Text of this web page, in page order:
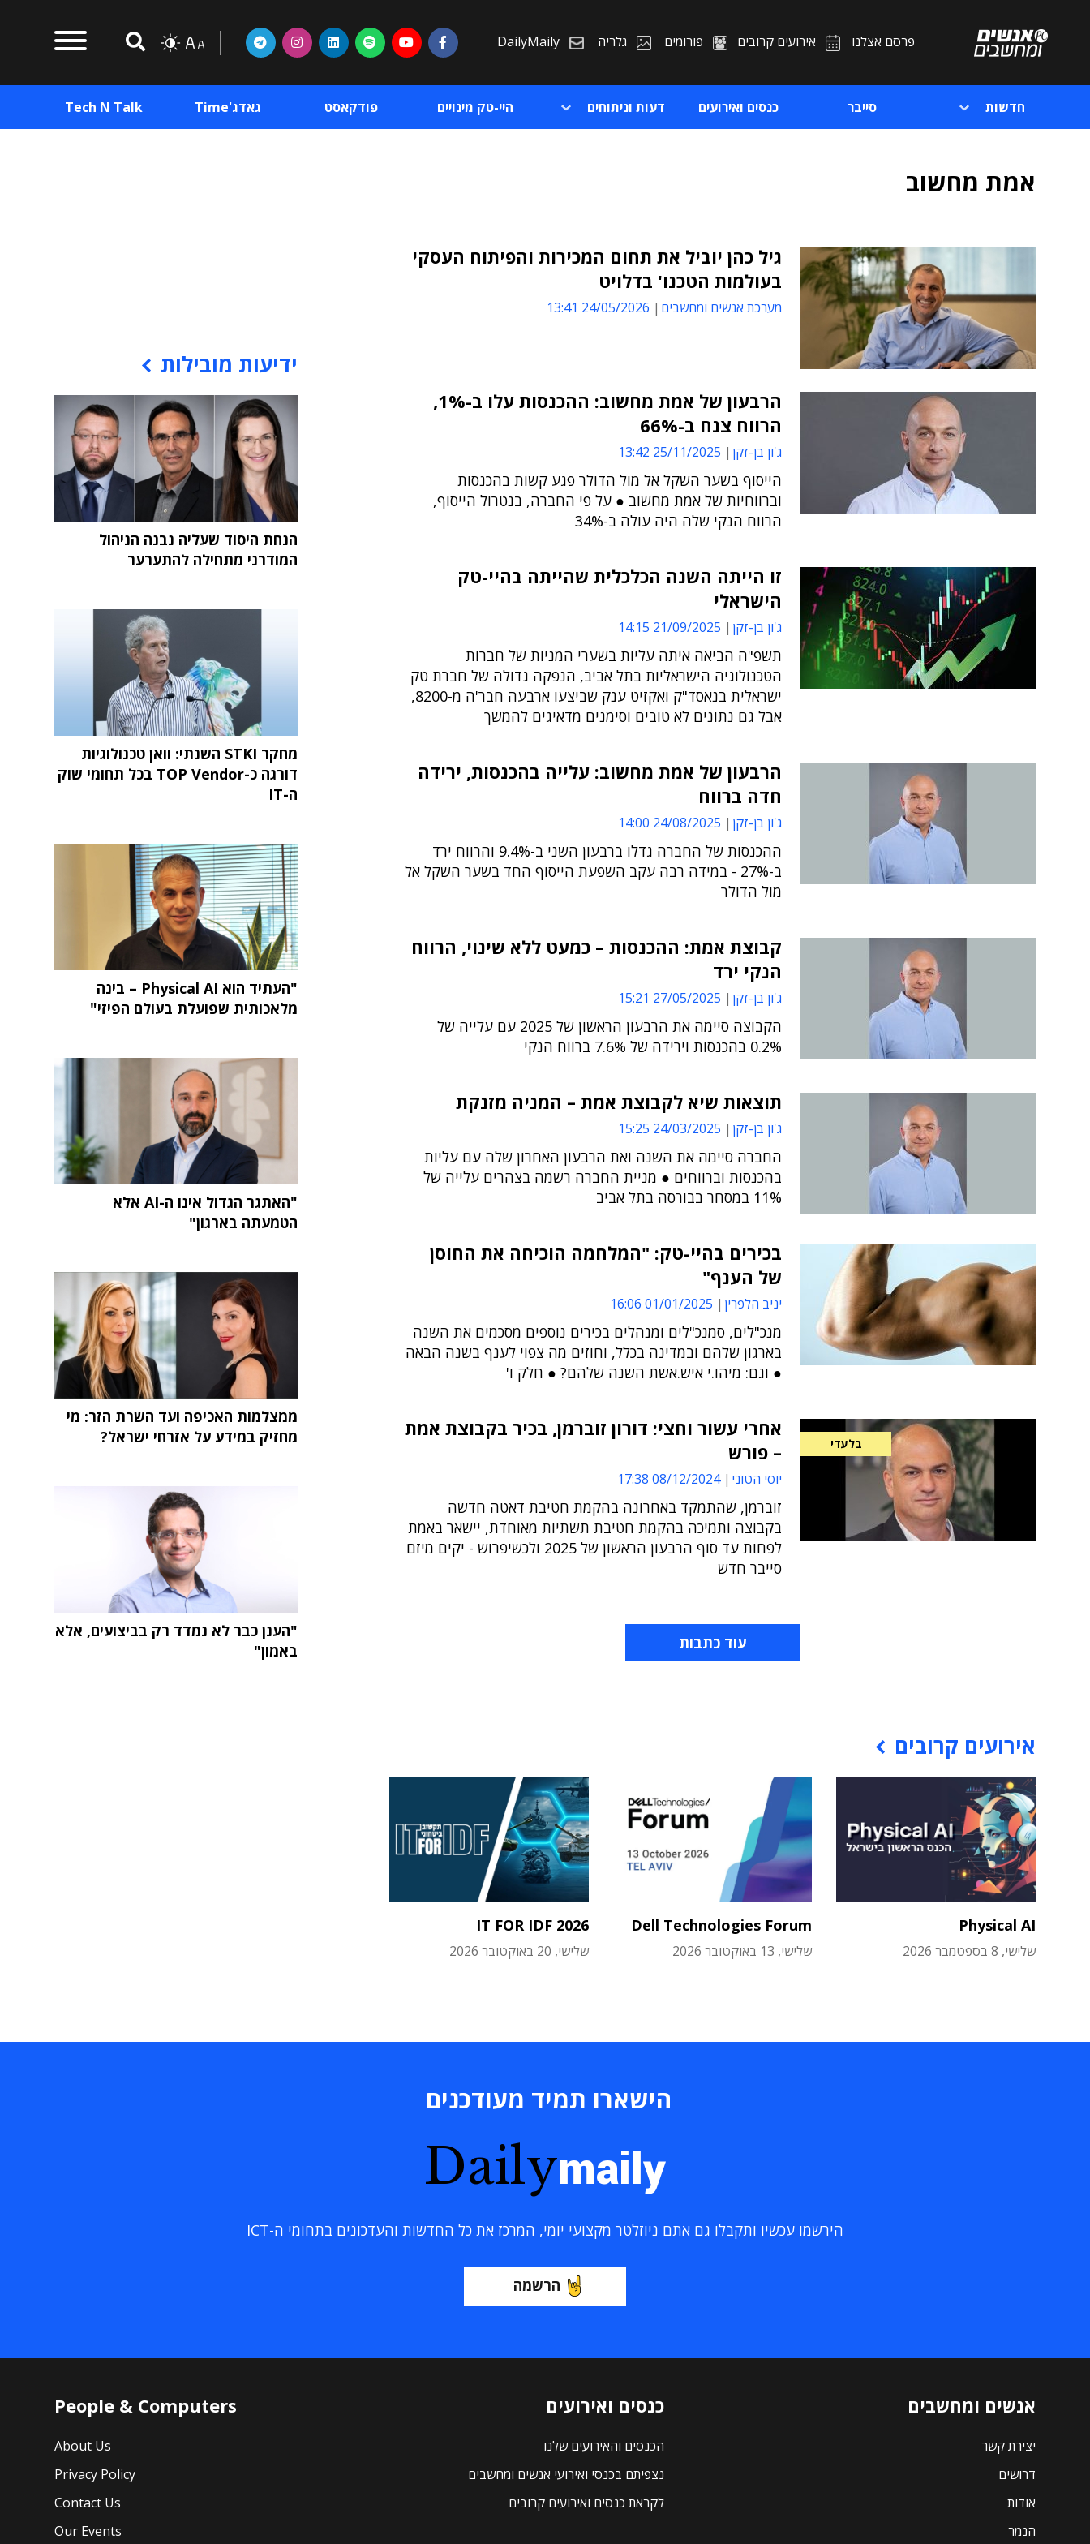
פרסם אצלנו אירועים קרובים פורומים גלריה DailyMaily
חדשות סייבר כנסים ואירועים דעות וניתוחים היי-טק מינויים פודקאסט גאדג'Time Tech N Talk
אמת מחשוב
גיל כהן יוביל את תחום המכירות והפיתוח העסקי
בעולמות הטכנו' בדלויט
מערכת אנשים ומחשבים 24/05/2026 13:41
הרבעון של אמת מחשוב: ההכנסות עלו ב-1%,
הרווח צנח ב-66%
ג'ון בן-זקן 25/11/2025 13:42
הייסוף בשער השקל אל מול הדולר פגע קשות בהכנסות
וברווחיות של אמת מחשוב ● על פי החברה, בנטרול הייסוף,
הרווח הנקי שלה היה עולה ב-34%
זו הייתה השנה הכלכלית שהייתה בהיי-טק
הישראלי
ג'ון בן-זקן 21/09/2025 14:15
תשפ"ה הביאה איתה עליות בשערי המניות של חברות
הטכנולוגיה הישראליות בתל אביב, הנפקה גדולה של חברת טק
ישראלית בנאסד"ק ואקזיט ענק שביצעו ארבעה חבר'ה מ-8200,
אבל גם נתונים לא טובים וסימנים מדאיגים להמשך
הרבעון של אמת מחשוב: עלייה בהכנסות, ירידה
חדה ברווח
ג'ון בן-זקן 24/08/2025 14:00
ההכנסות של החברה גדלו ברבעון השני ב-9.4% והרווח ירד
ב-27% - במידה רבה עקב השפעת הייסוף החד בשער השקל אל
מול הדולר
קבוצת אמת: ההכנסות – כמעט ללא שינוי, הרווח
הנקי ירד
ג'ון בן-זקן 27/05/2025 15:21
הקבוצה סיימה את הרבעון הראשון של 2025 עם עלייה של
0.2% בהכנסות וירידה של 7.6% ברווח הנקי
תוצאות שיא לקבוצת אמת – המניה מזנקת
ג'ון בן-זקן 24/03/2025 15:25
החברה סיימה את השנה ואת הרבעון האחרון שלה עם עליות
בהכנסות וברווחים ● מניית החברה רשמה בצהרים עלייה של
11% במסחר בבורסה בתל אביב
בכירים בהיי-טק: "המלחמה הוכיחה את החוסן
של הענף"
יניב הלפרין 01/01/2025 16:06
מנכ"לים, סמנכ"לים ומנהלים בכירים נוספים מסכמים את השנה
בארגון שלהם ובמדינה בכלל, וחוזים מה צפוי לענף בשנה הבאה
● וגם: מיהו.י איש.אשת השנה שלהם? ● חלק ו'
בלעדי
אחרי עשור וחצי: דורון זוברמן, בכיר בקבוצת אמת
– פורש
יוסי הטוני 08/12/2024 17:38
זוברמן, שהתמקד באחרונה בהקמת חטיבת דאטה חדשה
בקבוצה ותמיכה בהקמת חטיבת תשתיות מאוחדת, יישאר באמת
לפחות עד סוף הרבעון הראשון של 2025 ולכשיפרוש - יקים מיזם
סייבר חדש
עוד כתבות
אירועים קרובים
Physical AI
שלישי, 8 בספטמבר 2026
Dell Technologies Forum
שלישי, 13 באוקטובר 2026
IT FOR IDF 2026
שלישי, 20 באוקטובר 2026
ידיעות מובילות
הנחת היסוד שעליה נבנה הניהול
המודרני מתחילה להתערער
מחקר STKI השנתי: וואן טכנולוגיות
דורגה כ-TOP Vendor בכל תחומי שוק
ה-IT
"העתיד הוא Physical AI – בינה
מלאכותית שפועלת בעולם הפיזי"
"האתגר הגדול אינו ה-AI אלא
הטמעתה בארגון"
ממצלמות האכיפה ועד השרת הזר: מי
מחזיק במידע על אזרחי ישראל?
"הענן כבר לא נמדד רק בביצועים, אלא
באמון"
הישארו תמיד מעודכנים
Dailymaily
הירשמו עכשיו ותקבלו גם אתם ניוזלטר מקצועי יומי, המרכז את כל החדשות והעדכונים בתחומי ה-ICT
הרשמה
אנשים ומחשבים
יצירת קשר
דרושים
אודות
הנמר
כנסים ואירועים
הכנסים והאירועים שלנו
נצפיתם בכנסי ואירועי אנשים ומחשבים
לקראת כנסים ואירועים קרובים
People & Computers
About Us
Privacy Policy
Contact Us
Our Events